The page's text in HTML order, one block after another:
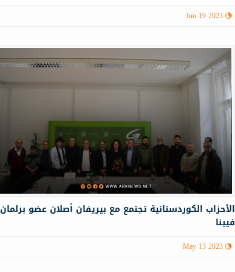
Jun 19 2023
الأحزاب الكوردستانية تجتمع مع بيريفان أصلان عضو برلمان
فيينا
May 13 2023